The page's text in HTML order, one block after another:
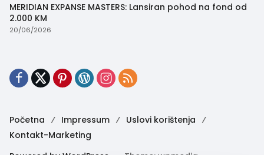
MERIDIAN EXPANSE MASTERS: Lansiran pohod na fond od
2.000 KM
20/06/2026
Početna Impressum
Uslovi korištenja
Kontakt-Marketing